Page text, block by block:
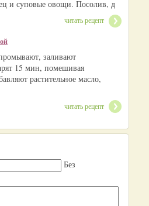
и суповые овощи. Посолив, д
читать рецепт
заливают
15 мин, помешивая
растительное масло,
читать рецепт
Без